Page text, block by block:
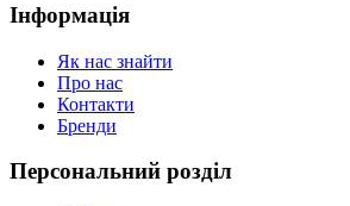
Інформація
Як нас знайти
Про нас
Контакти
Бренди
Персональний розділ